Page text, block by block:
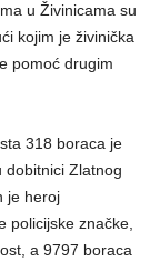
u Živinicama su
kojim je živinička
pomoć drugim
318 boraca je
dobitnici Zlatnog
je heroj
policijske značke,
a 9797 boraca